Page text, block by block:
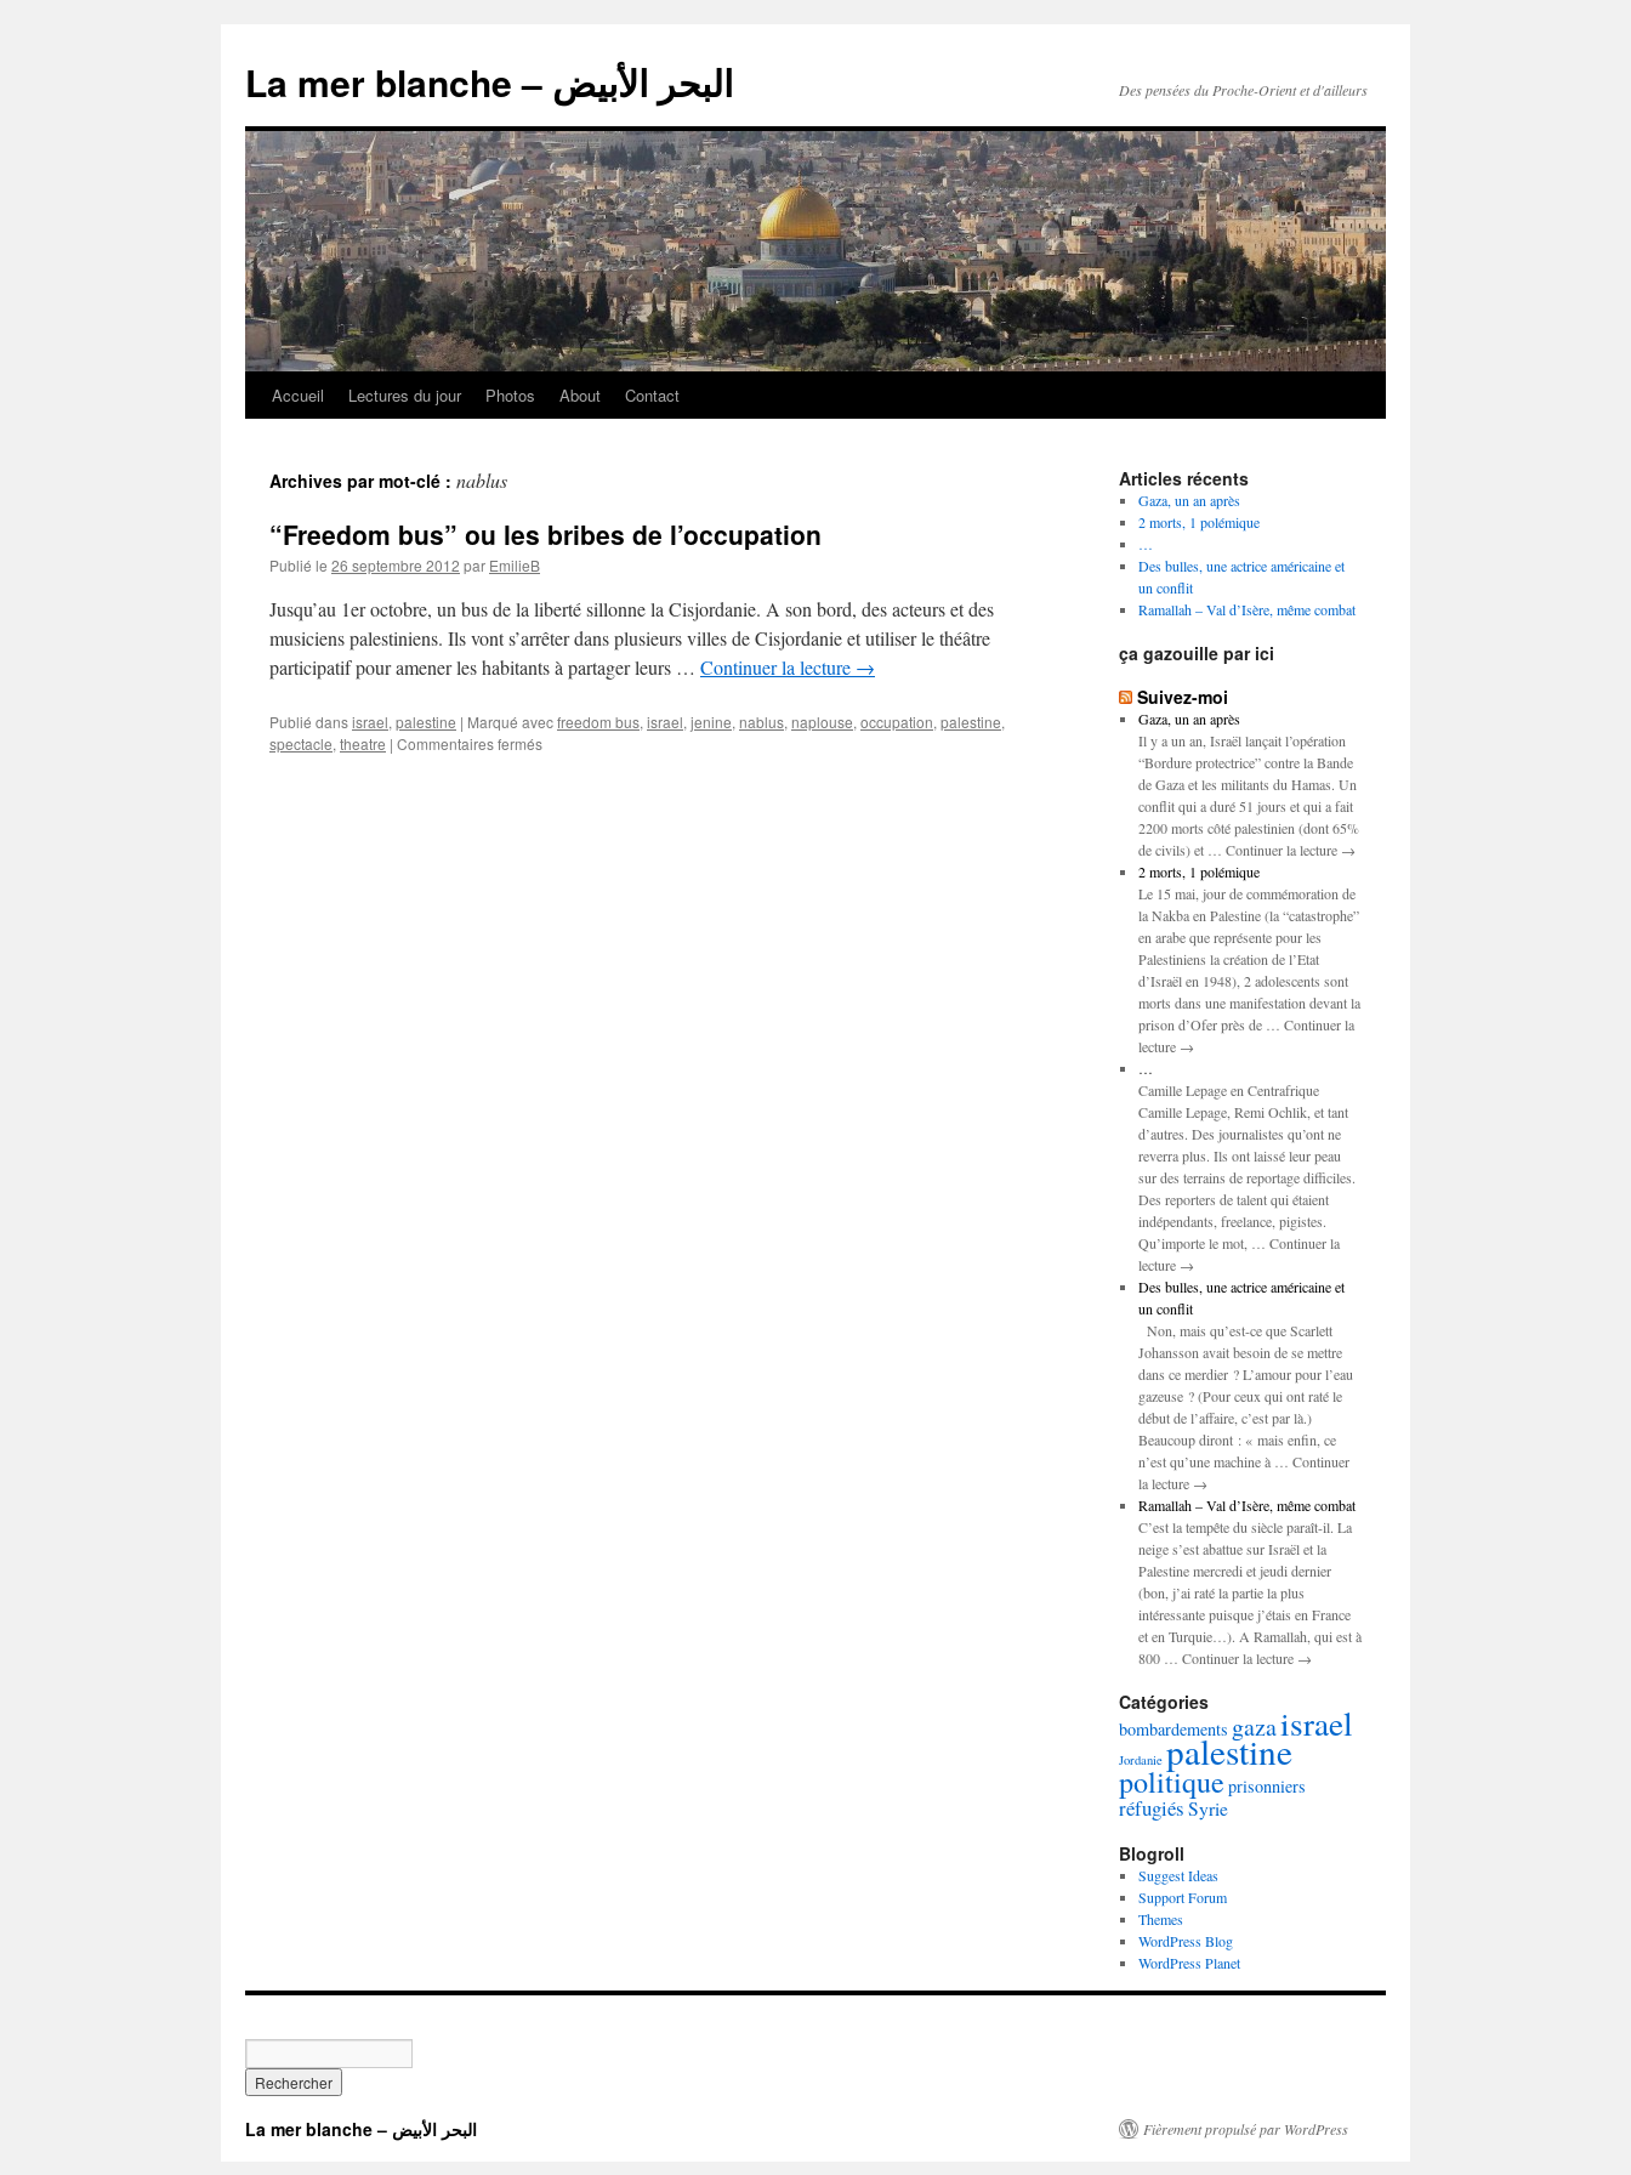
La mer blanche – البحر الأبيض Des pensées du Proche-Orient et d'ailleurs
Accueil Lectures du jour Photos About Contact
Archives par mot-clé : nablus
“Freedom bus” ou les bribes de l’occupation
Publié le 26 septembre 2012 par EmilieB
Jusqu’au 1er octobre, un bus de la liberté sillonne la Cisjordanie. A son bord, des acteurs et des
musiciens palestiniens. Ils vont s’arrêter dans plusieurs villes de Cisjordanie et utiliser le théâtre
participatif pour amener les habitants à partager leurs … Continuer la lecture →
Publié dansisrael, palestine | Marqué avecfreedom bus, israel, jenine, nablus, naplouse, occupation, palestine,
spectacle, theatre | Commentaires fermés
Articles récents
Gaza, un an après
2 morts, 1 polémique
…
Des bulles, une actrice américaine et
un conflit
Ramallah – Val d’Isère, même combat
ça gazouille par ici
Suivez-moi
Gaza, un an après
Il y a un an, Israël lançait l’opération
“Bordure protectrice” contre la Bande
de Gaza et les militants du Hamas. Un
conflit qui a duré 51 jours et qui a fait
2200 morts côté palestinien (dont 65%
de civils) et … Continuer la lecture →
2 morts, 1 polémique
Le 15 mai, jour de commémoration de
la Nakba en Palestine (la “catastrophe”
en arabe que représente pour les
Palestiniens la création de l’Etat
d’Israël en 1948), 2 adolescents sont
morts dans une manifestation devant la
prison d’Ofer près de … Continuer la
lecture →
…
Camille Lepage en Centrafrique
Camille Lepage, Remi Ochlik, et tant
d’autres. Des journalistes qu’ont ne
reverra plus. Ils ont laissé leur peau
sur des terrains de reportage difficiles.
Des reporters de talent qui étaient
indépendants, freelance, pigistes.
Qu’importe le mot, … Continuer la
lecture →
Des bulles, une actrice américaine et
un conflit
Non, mais qu’est-ce que Scarlett
Johansson avait besoin de se mettre
dans ce merdier ? L’amour pour l’eau
gazeuse ? (Pour ceux qui ont raté le
début de l’affaire, c’est par là.)
Beaucoup diront : « mais enfin, ce
n’est qu’une machine à … Continuer
la lecture →
Ramallah – Val d’Isère, même combat
C’est la tempête du siècle paraît-il. La
neige s’est abattue sur Israël et la
Palestine mercredi et jeudi dernier
(bon, j’ai raté la partie la plus
intéressante puisque j’étais en France
et en Turquie…). A Ramallah, qui est à
800 … Continuer la lecture →
Catégories
bombardements gazaisrael
Jordanie palestine
politique prisonniers
réfugiés Syrie
Blogroll
Suggest Ideas
Support Forum
Themes
WordPress Blog
WordPress Planet
La mer blanche – البحر الأبيض Fièrement propulsé par WordPress